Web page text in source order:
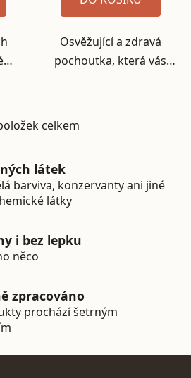
Osvěžující a zdravá
pochoutka, která vás
Naše jahodovo-mátová
přírodních ingrediencí
a...
Ovládací prvky výpisu
celkem
látek
barviva, konzervanty ani jiné
látky
i bez lepku
něco
zpracováno
prochází šetrným